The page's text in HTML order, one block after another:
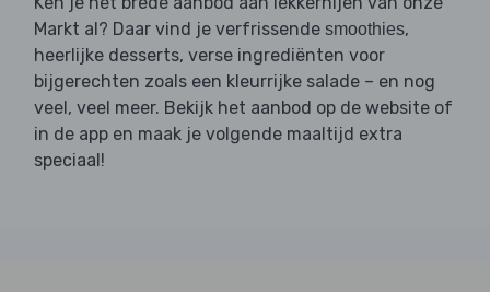
Markt al? Daar vind je verfrissende smoothies,
heerlijke desserts, verse ingrediënten voor
bijgerechten zoals een kleurrijke salade – en nog
veel, veel meer. Bekijk het aanbod op de website of
in de app en maak je volgende maaltijd extra
speciaal!